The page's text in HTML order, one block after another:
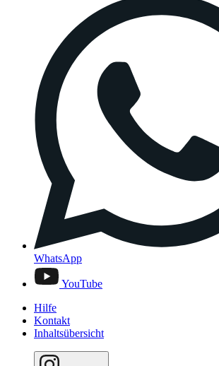
WhatsApp
YouTube
Hilfe
Kontakt
Inhaltsübersicht